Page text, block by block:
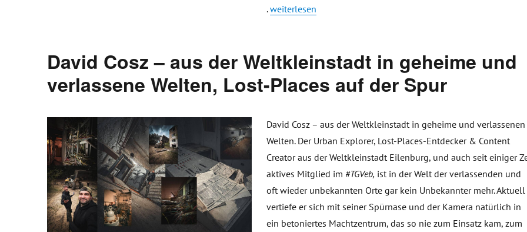
.„Jan Röhnert erhält den 13. Seume-Literaturpreis in Grimma –
weiterlesen
David Cosz – aus der Weltkleinstadt in geheime und
verlassene Welten, Lost-Places auf der Spur
David Cosz – aus der Weltkleinstadt in geheime und verlassenen
Welten. Der Urban Explorer, Lost-Places-Entdecker & Content
Creator aus der Weltkleinstadt Eilenburg, und auch seit einiger
aktives Mitglied im #TGVeb, ist in der Welt der verlassenden und
oft wieder unbekannten Orte gar kein Unbekannter mehr. Aktuell
vertiefe er sich mit seiner Spürnase und der Kamera natürlich in
ein betoniertes Machtzentrum, das so nie zum Einsatz kam, zum